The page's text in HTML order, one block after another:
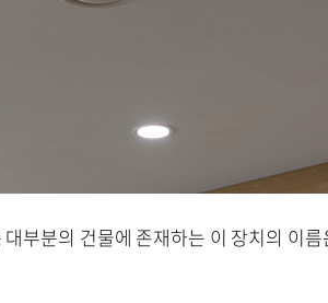
부분의 건물에 존재하는 이 장치의 이름